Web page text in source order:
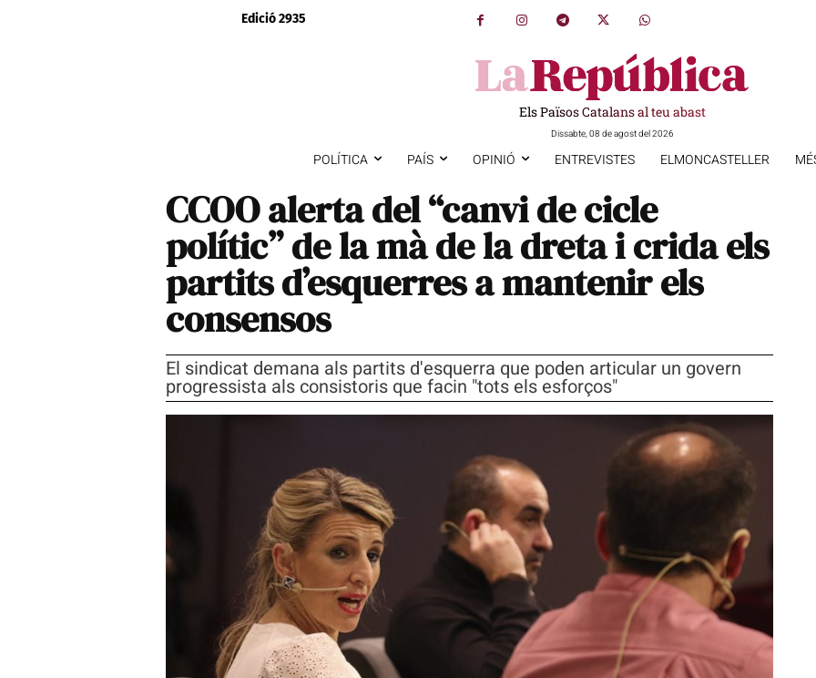
Edició 2935
Els Països Catalans al teu abast
Dissabte, 08 de agost del 2026
POLÍTICA PAÍS OPINIÓ ENTREVISTES ELMONCASTELLER
CCOO alerta del “canvi de cicle
polític” de la mà de la dreta i crida els
partits d’esquerres a mantenir els
consensos
El sindicat demana als partits d'esquerra que poden articular un govern
progressista als consistoris que facin "tots els esforços"